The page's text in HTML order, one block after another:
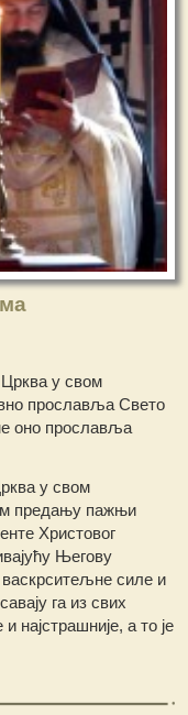
у свом
прославља Свето
оно прославља
у свом
предању пажњи
Христовог
Његову
силе и
га из свих
најстрашније, а то је